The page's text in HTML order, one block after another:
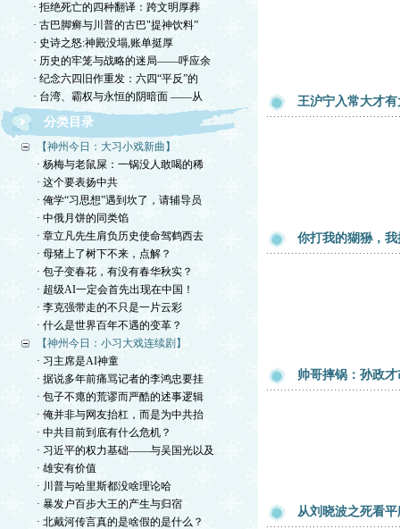
· 拒绝死亡的四种翻译：跨文明厚葬
· 古巴脚癣与川普的古巴"提神饮料”
· 史诗之怒:神殿没塌,账单挺厚
· 历史的牢笼与战略的迷局——呼应余
· 纪念六四旧作重发：六四“平反”的
· 台湾、霸权与永恒的阴暗面 ——从
分类目录
【神州今日：大习小戏新曲】
· 杨梅与老鼠屎：一锅没人敢喝的稀
· 这个要表扬中共
· 俺学“习思想”遇到坎了，请辅导员
· 中俄月饼的同类馅
· 章立凡先生肩负历史使命驾鹤西去
· 母猪上了树下不来，点解？
· 包子变春花，有没有春华秋实？
· 超级AI一定会首先出现在中国！
· 李克强带走的不只是一片云彩
· 什么是世界百年不遇的变革？
【神州今日：小习大戏连续剧】
· 习主席是AI神童
· 据说多年前痛骂记者的李鸿忠要挂
· 包子不瘪的荒谬而严酷的述事逻辑
· 俺并非与网友抬杠，而是为中共抬
· 中共目前到底有什么危机？
· 习近平的权力基础——与吴国光以及
· 雄安有价值
· 川普与哈里斯都没啥理论哈
· 暴发户百步大王的产生与归宿
· 北戴河传言真的是啥假的是什么？
王沪宁入常大才有
你打我的猢狲，
帅哥摔锅：孙政
从刘晓波之死看